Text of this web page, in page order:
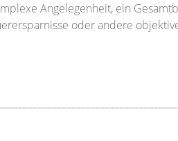
Angelegenheit, ein
oder andere